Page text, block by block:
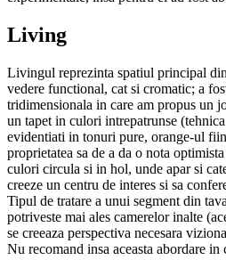
Living
Livingul reprezinta spatiul principal
vedere functional, cat si cromatic; a
tridimensionala in care am propus un
un tapet in culori intrepatrunse
evidentiati in tonuri pure, orange-ul
proprietatea sa de a da o nota
culori circula si in hol, unde apar si
creeze un centru de interes si sa
Tipul de tratare a unui segment din
potriveste mai ales camerelor inalte
se creeaza perspectiva necesara
Nu recomand insa aceasta abordare in